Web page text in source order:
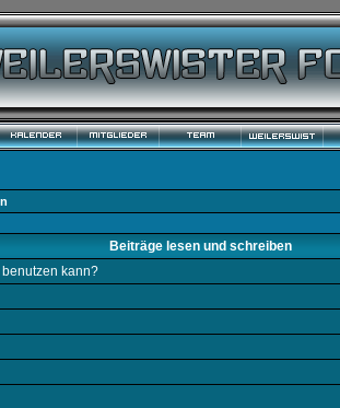
Beiträge lesen und schreiben
kann?